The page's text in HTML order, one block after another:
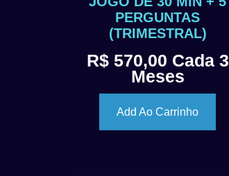
PERGUNTAS
(TRIMESTRAL)
R$570,00 Cada 3
Meses
Add Ao Carrinho